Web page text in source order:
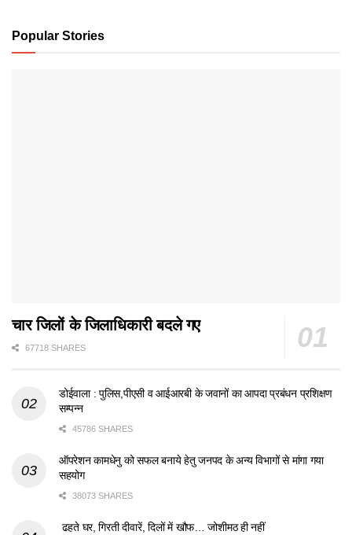
Popular Stories
चार जिलों के जिलाधिकारी बदले गए
67718 SHARES
डोईवाला : पुलिस,पीएसी व आईआरबी के जवानों का आपदा प्रबंधन प्रशिक्षण
सम्पन्न
45786 SHARES
ऑपरेशन कामधेनु को सफल बनाये हेतु जनपद के अन्य विभागों से मांगा गया
सहयोग
38073 SHARES
ढहते घर, गिरती दीवारें, दिलों में खौफ… जोशीमठ ही नहीं